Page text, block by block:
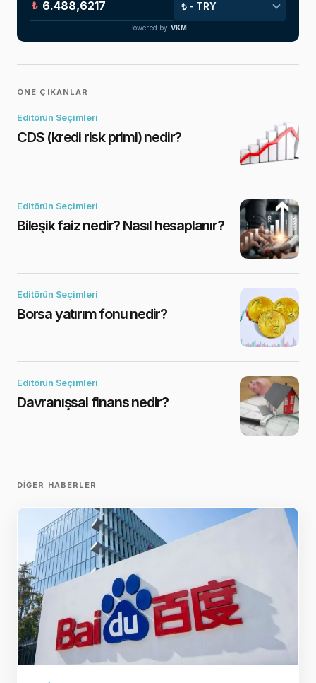
₺
Powered by VKM
ÖNE ÇIKANLAR
Editörün Seçimleri
CDS (kredi risk primi) nedir?
Editörün Seçimleri
Bileşik faiz nedir? Nasıl hesaplanır?
Editörün Seçimleri
Borsa yatırım fonu nedir?
Editörün Seçimleri
Davranışsal finans nedir?
DIĞER HABERLER